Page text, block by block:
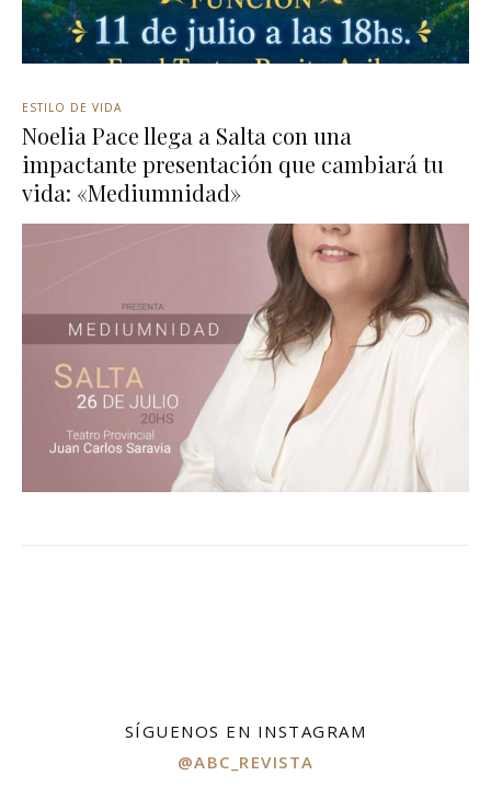
ESTILO DE VIDA
Noelia Pace llega a Salta con una
impactante presentación que cambiará tu
vida: «Mediumnidad»
SÍGUENOS EN INSTAGRAM
@ABC_REVISTA